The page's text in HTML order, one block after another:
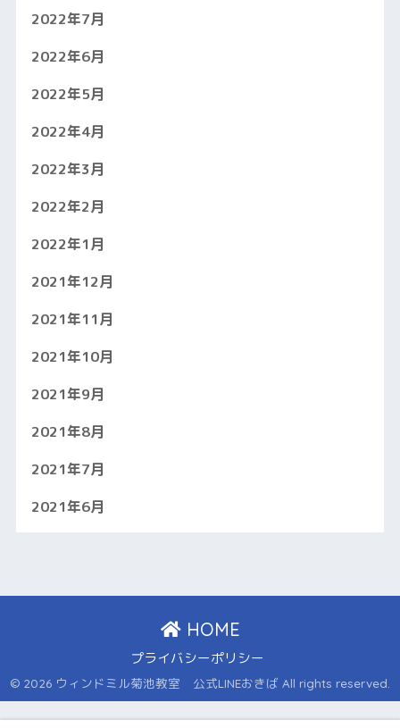
2022年7月
2022年6月
2022年5月
2022年4月
2022年3月
2022年2月
2022年1月
2021年12月
2021年11月
2021年10月
2021年9月
2021年8月
2021年7月
2021年6月
HOME
プライバシーポリシー
© 2026 ウィンドミル菊池教室 公式LINEおきば All rights reserved.